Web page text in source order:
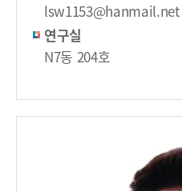
lsw1153@hanmail.net
연구실
N7동 204호